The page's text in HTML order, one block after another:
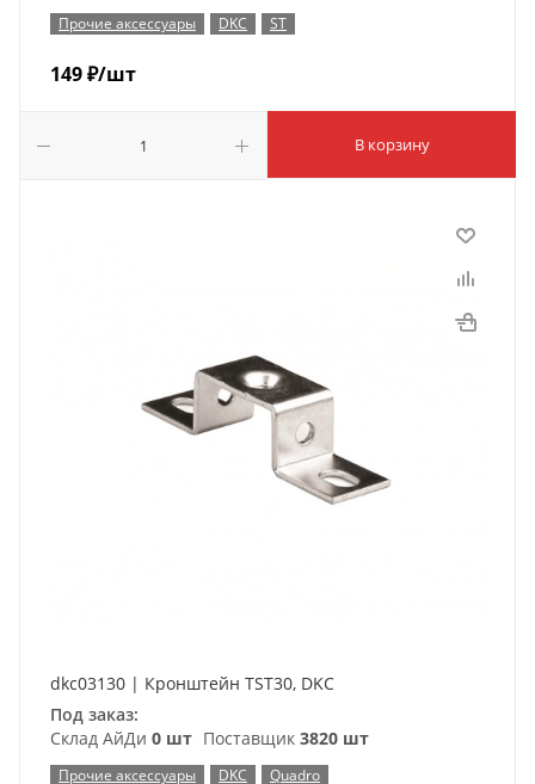
Прочие аксессуары DKC ST
149₽/шт
В корзину
dkc03130 | Кронштейн TST30, DKC
Под заказ:
Склад АйДи 0 шт Поставщик 3820 шт
Прочие аксессуары DKC Quadro